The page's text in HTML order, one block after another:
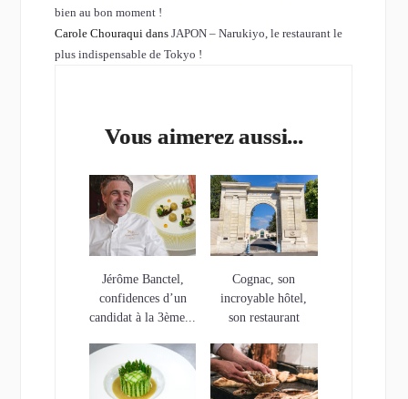
bien au bon moment !
Carole Chouraqui dans JAPON – Narukiyo, le restaurant le
plus indispensable de Tokyo !
Vous aimerez aussi...
Jérôme Banctel,
confidences d’un
candidat à la 3ème...
Cognac, son
incroyable hôtel,
son restaurant